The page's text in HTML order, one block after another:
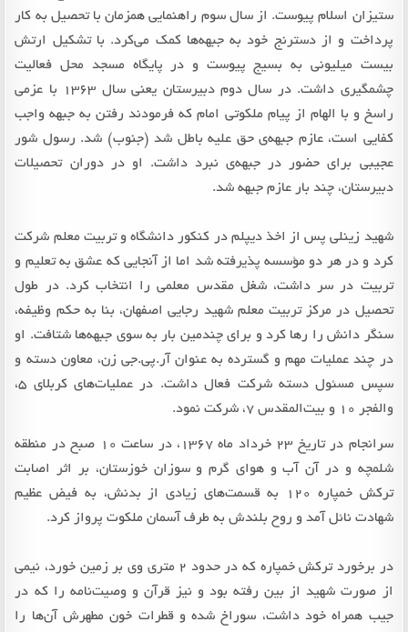
ستیزان اسلام پیوست. از سال سوم راهنمایی همزمان با تحصیل به کار
پرداخت و از دسترنج خود به جبهه‌ها کمک می‌کرد. با تشکیل ارتش
بیست میلیونی به بسیج پیوست و در پایگاه مسجد محل فعالیت
چشمگیری داشت. در سال دوم دبیرستان یعنی سال 1363 با عزمی
راسخ و با الهام از پیام ملکوتی امام که فرمودند رفتن به جبهه واجب
کفایی است، عازم جبهه‌ی حق علیه باطل شد (جنوب) شد. رسول شور
عجیبی برای حضور در جبهه‌ی نبرد داشت. او در دوران تحصیلات
دبیرستان، چند بار عازم جبهه شد.
شهید زینلی پس از اخذ دیپلم در کنکور دانشگاه و تربیت معلم شرکت
کرد و در هر دو مؤسسه پذیرفته شد اما از آنجایی که عشق به تعلیم و
تربیت در سر داشت، شغل مقدس معلمی را انتخاب کرد. در طول
تحصیل در مرکز تربیت معلم شهید رجایی اصفهان، بنا به حکم وظیفه،
سنگر دانش را رها کرد و برای چندمین بار به سوی جبهه‌ها شتافت. او
در چند عملیات مهم و گسترده به عنوان آر.پی.جی زن، معاون دسته و
سپس مسئول دسته شرکت فعال داشت. در عملیات‌های کربلای 5،
والفجر 10 و بیت‌المقدس 7، شرکت نمود.
سرانجام در تاریخ 23 خرداد ماه 1367، در ساعت 10 صبح در منطقه
شلمچه و در آن آب و هوای گرم و سوزان خوزستان، بر اثر اصابت
ترکش خمپاره 120 به قسمت‌های زیادی از بدنش، به فیض عظیم
شهادت نائل آمد و روح بلندش به طرف آسمان ملکوت پرواز کرد.
در برخورد ترکش خمپاره که در حدود 2 متری وی بر زمین خورد، نیمی
از صورت شهید از بین رفته بود و نیز قرآن و وصیت‌نامه را که در
جیب همراه خود داشت، سوراخ شده و قطرات خون مطهرش آن‌ها را